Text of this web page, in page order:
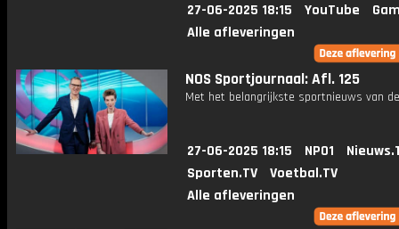
27-06-2025 18:15 YouTube
Alle afleveringen
NOS Sportjournaal: Afl. 125
Met het belangrijkste sportnieuws van
27-06-2025 18:15 NPO1
Sporten.TV
Voetbal.TV
Alle afleveringen